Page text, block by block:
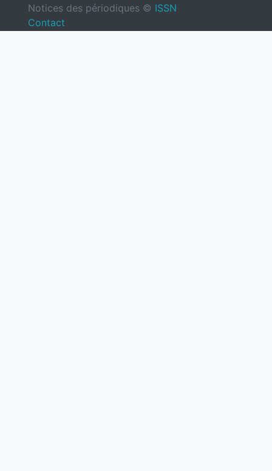
Notices des périodiques © ISSN
Contact